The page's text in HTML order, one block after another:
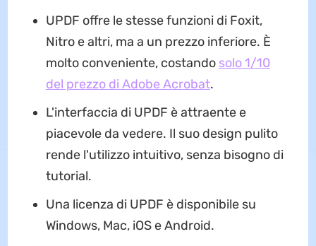
UPDF offre le stesse funzioni di Foxit,
Nitro e altri, ma a un prezzo inferiore. È
molto conveniente, costando solo 1/10
del prezzo di Adobe Acrobat.
L'interfaccia di UPDF è attraente e
piacevole da vedere. Il suo design pulito
rende l'utilizzo intuitivo, senza bisogno di
tutorial.
Una licenza di UPDF è disponibile su
Windows, Mac, iOS e Android.